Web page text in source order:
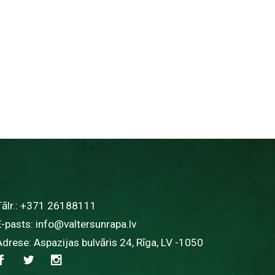
+371 26188111
pasts: info@valtersunrapa.lv
Aspazijas bulvāris 24, Rīga, LV -1050